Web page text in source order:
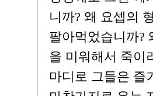
니까? 왜 요셉의
팔아먹었습니까?
을 미워해서 죽이
마디로 그들은 즐